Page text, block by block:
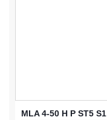
MLA 4-50 H P ST5 S1